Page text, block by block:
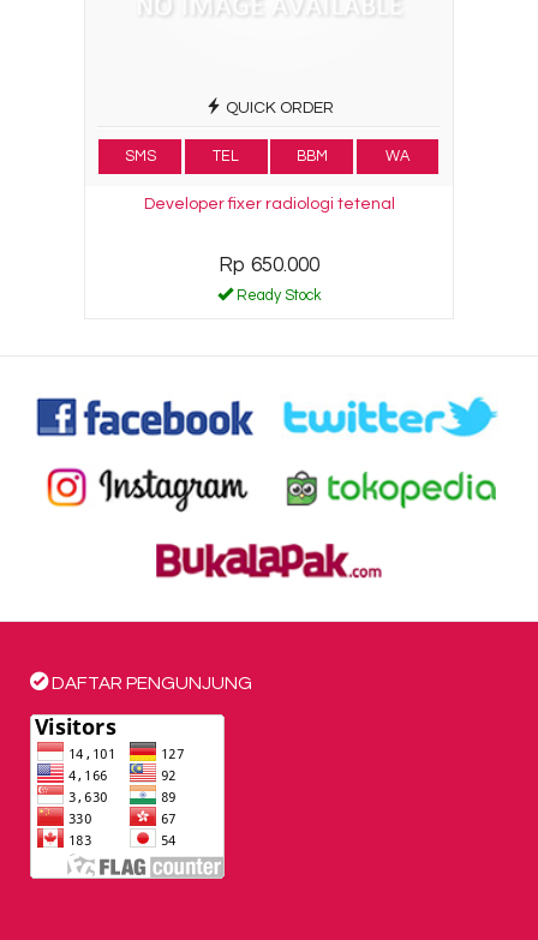
QUICK ORDER
SMS TEL BBM WA
Developer fixer radiologi tetenal
Rp 650.000
Ready Stock
DAFTAR PENGUNJUNG